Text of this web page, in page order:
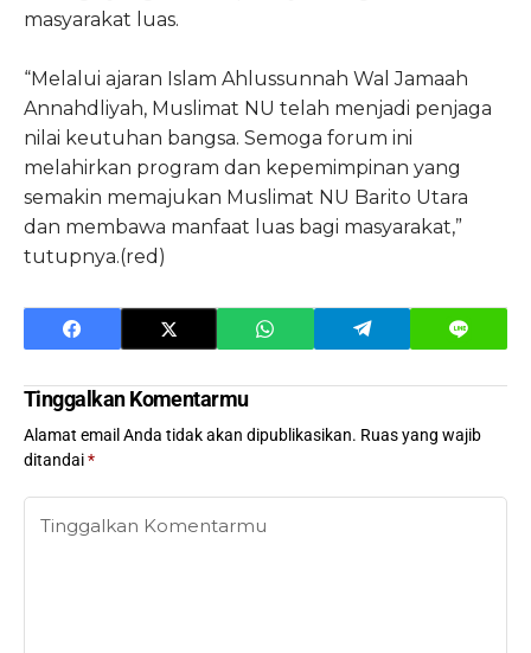
masyarakat luas.
“Melalui ajaran Islam Ahlussunnah Wal Jamaah
Annahdliyah, Muslimat NU telah menjadi penjaga
nilai keutuhan bangsa. Semoga forum ini
melahirkan program dan kepemimpinan yang
semakin memajukan Muslimat NU Barito Utara
dan membawa manfaat luas bagi masyarakat,”
tutupnya.(red)
Tinggalkan Komentarmu
Alamat email Anda tidak akan dipublikasikan. Ruas yang wajib
ditandai*